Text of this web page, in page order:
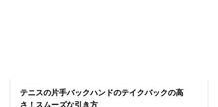
テニスの片手バックハンドのテイクバックの高
さ！スムーズな引き方